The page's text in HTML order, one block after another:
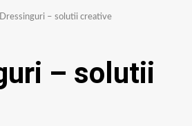
Dressinguri – solutii creative
– solutii